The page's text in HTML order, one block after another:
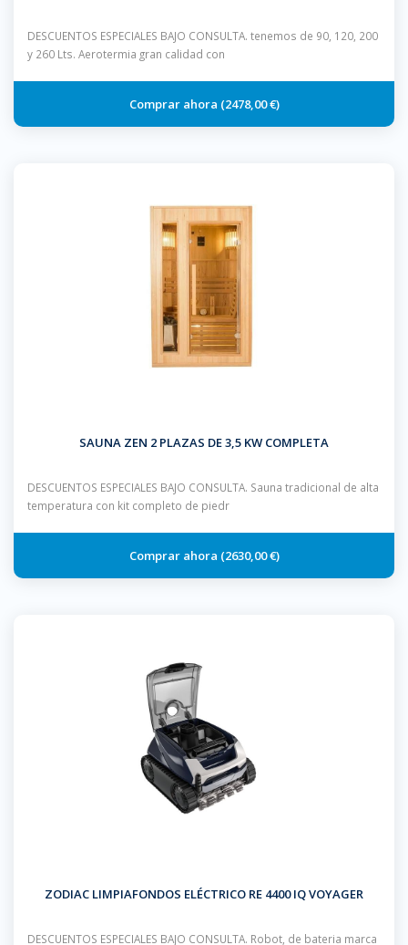
DESCUENTOS ESPECIALES BAJO CONSULTA. tenemos de 90, 120, 200
y 260 Lts. Aerotermia gran calidad con
2478,00 €
SAUNA ZEN 2 PLAZAS DE 3,5 KW COMPLETA
DESCUENTOS ESPECIALES BAJO CONSULTA. Sauna tradicional de alta
temperatura con kit completo de piedr
2630,00 €
ZODIAC LIMPIAFONDOS ELÉCTRICO RE 4400 IQ VOYAGER
DESCUENTOS ESPECIALES BAJO CONSULTA. Robot, de bateria marca